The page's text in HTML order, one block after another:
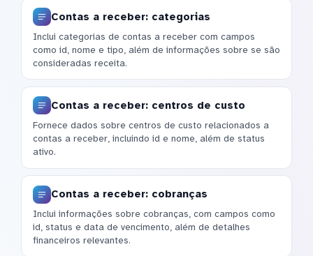
Contas a receber: categorias
Inclui categorias de contas a receber com campos
como id, nome e tipo, além de informações sobre se são
consideradas receita.
Contas a receber: centros de custo
Fornece dados sobre centros de custo relacionados a
contas a receber, incluindo id e nome, além de status
ativo.
Contas a receber: cobranças
Inclui informações sobre cobranças, com campos como
id, status e data de vencimento, além de detalhes
financeiros relevantes.